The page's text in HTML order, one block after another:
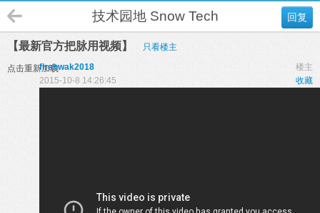
回复
技术园地 Snow Tech
【最新官方把脉用视频】 只看楼主
点击重新加载 楼主
firehwak2018
收藏
2015-10-8 14:26:45